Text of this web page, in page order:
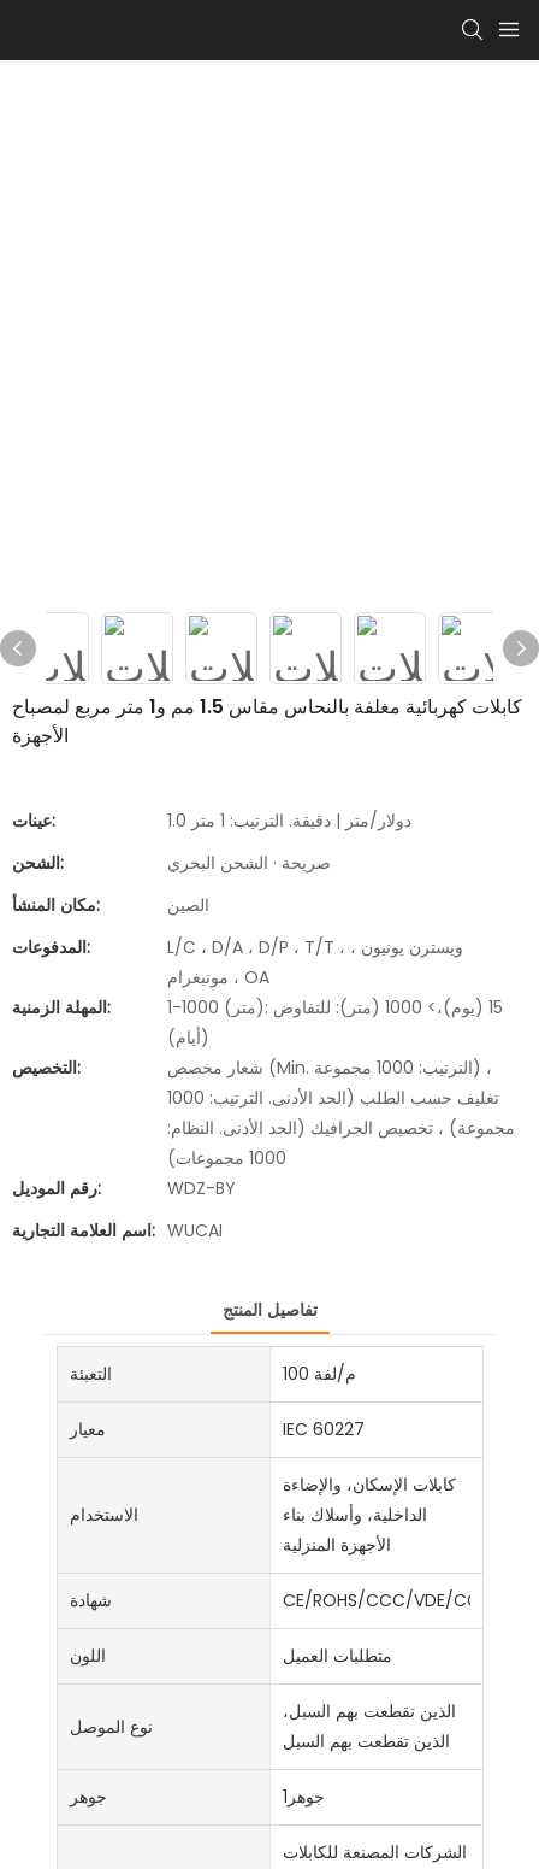
كابلات كهربائية مغلفة بالنحاس مقاس 1.5 مم و1 متر مربع لمصباح
الأجهزة
عينات:
1.0 دولار/متر | دقيقة. الترتيب: 1 متر
الشحن:
صريحة · الشحن البحري
مكان المنشأ:
الصين
المدفوعات:
L/C ، D/A ، D/P ، T/T ، ويسترن يونيون ،
مونيغرام ، OA
المهلة الزمنية:
1-1000 (متر): 15 (يوم)،> 1000 (متر): للتفاوض
(أيام)
التخصيص:
شعار مخصص (Min. الترتيب: 1000 مجموعة) ،
تغليف حسب الطلب (الحد الأدنى. الترتيب: 1000
مجموعة) ، تخصيص الجرافيك (الحد الأدنى. النظام:
1000 مجموعات)
رقم الموديل:
WDZ-BY
اسم العلامة التجارية: WUCAI
تفاصيل المنتج
التعبئة 100 م/لفة
معيار IEC 60227
الاستخدام
كابلات الإسكان، والإضاءة
الداخلية، وأسلاك بناء
الأجهزة المنزلية
شهادة CE/ROHS/CCC/VDE/CCC/
اللون متطلبات العميل
نوع الموصل
الذين تقطعت بهم السبل،
الذين تقطعت بهم السبل
جوهر جوهر1
الشركات المصنعة للكابلات